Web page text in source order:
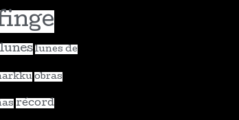
lunes lunes de
obras
récord